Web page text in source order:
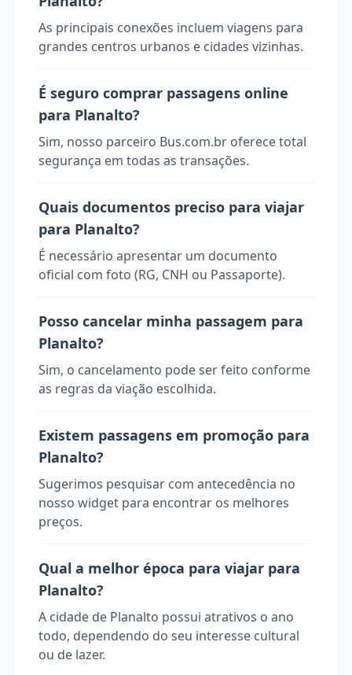
As principais conexões incluem viagens para
grandes centros urbanos e cidades vizinhas.
É seguro comprar passagens online
para Planalto?
Sim, nosso parceiro Bus.com.br oferece total
segurança em todas as transações.
Quais documentos preciso para viajar
para Planalto?
É necessário apresentar um documento
oficial com foto (RG, CNH ou Passaporte).
Posso cancelar minha passagem para
Planalto?
Sim, o cancelamento pode ser feito conforme
as regras da viação escolhida.
Existem passagens em promoção para
Planalto?
Sugerimos pesquisar com antecedência no
nosso widget para encontrar os melhores
preços.
Qual a melhor época para viajar para
Planalto?
A cidade de Planalto possui atrativos o ano
todo, dependendo do seu interesse cultural
ou de lazer.